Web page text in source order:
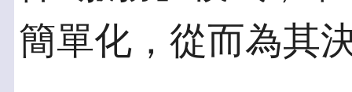
簡單化，從而為其